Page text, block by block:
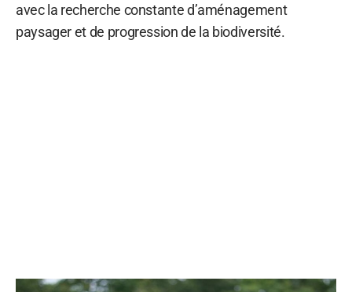
avec la recherche constante d’aménagement
paysager et de progression de la biodiversité.